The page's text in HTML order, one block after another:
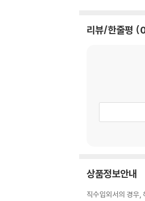
리뷰/한줄평
상품정보안내
직수입외서의 경우,